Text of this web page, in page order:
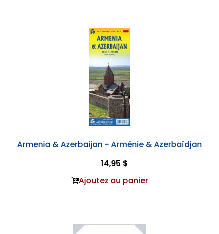
Armenia & Azerbaijan - Arménie & Azerbaïdjan
14,95 $
Ajoutez au panier